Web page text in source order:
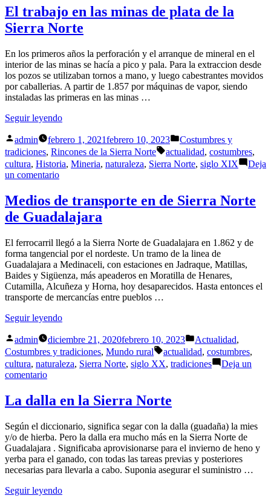
de
cría
Sierra
Norte
El trabajo en las minas de plata de la
Sierra Norte
En los primeros años la perforación y el arranque de mineral en el
interior de las minas se hacía a pico y pala. Para la extraccion desde
los pozos se utilizaban tornos a mano, y luego cabestrantes movidos
por caballerias. A partir de 1.857 por máquinas de vapor, siendo
instaladas las primeras en las minas …
Seguir leyendo«El
en
las
minas
de
la
Sierra
Norte»
Publicado
por
admin febrero 1, 2021febrero 10, 2023
Publicado
en
Costumbres y
tradiciones, Rincones de la Sierra Norte Etiquetas:
actualidad, costumbres,
cultura, Historia, Mineria, naturaleza, Sierra Norte, siglo XIX
Deja
un comentarioen
trabajo
en
las
de
plata
de
la
Sierra
Norte
Medios de transporte en de Sierra Norte
de Guadalajara
El ferrocarril llegó a la Sierra Norte de Guadalajara en 1.862 y de
forma tangencial por el nordeste. Un tramo de la linea de
Guadalajara a Medinaceli, con estaciones en Jadraque, Matillas,
Baides y Sigüenza, más apeaderos en Moratilla de Henares,
Cutamilla, Alcuñeza y Horna, hoy desaparecidos. Hasta entonces el
transporte de mercancías entre pueblos …
Seguir leyendo«Medios
transporte
en
de
Sierra
Guadalajara»
Publicado
por
admin diciembre 21, 2020febrero 10, 2023
Publicado
en
Actualidad,
Costumbres y tradiciones, Mundo rural Etiquetas:
actualidad, costumbres,
cultura, naturaleza, Sierra Norte, siglo XX, tradiciones
Deja un
comentarioen
de
transporte
de
Sierra
Norte
de
Guadalajara
La dalla en la Sierra Norte
Según el diccionario, significa segar con la dalla (guadaña) la mies
y/o de hierba. Pero la dalla era mucho más en la Sierra Norte de
Guadalajara . Significaba aprovisionarse para el invierno de heno y
yerba para el ganado, con todas las tareas previas y posteriores
necesarias para llevarla a cabo. Suponia asegurar el suministro …
Seguir leyendo«La